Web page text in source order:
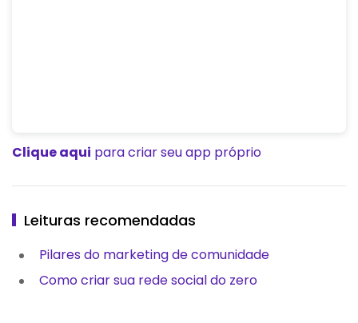
Clique aqui para criar seu app próprio
Leituras recomendadas
Pilares do marketing de comunidade
Como criar sua rede social do zero